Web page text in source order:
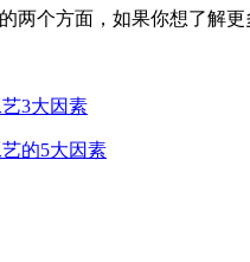
两个方面，如果你想了解
3大因素
的5大因素